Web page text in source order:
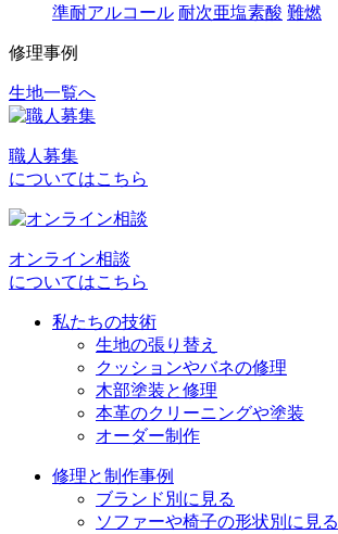
準耐アルコール 耐次亜塩素酸 難燃
修理事例
投
ナ
ビ
ー
生地一覧へ
職人募集
についてはこちら
オンライン相談
についてはこちら
私たちの技術
生地の張り替え
クッションやバネの修理
木部塗装と修理
本革のクリーニングや塗装
オーダー制作
修理と制作事例
ブランド別に見る
ソファーや椅子の形状別に見る